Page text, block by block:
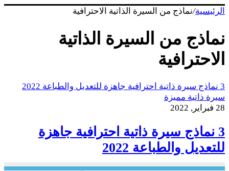
الرئيسية/نماذج من السيرة الذاتية الاحترافية
نماذج من السيرة الذاتية
الاحترافية
3 نماذج سيرة ذاتية احترافية جاهزة للتعديل والطباعة 2022
سيرة ذاتية مميزة
28 فبراير, 2022
3 نماذج سيرة ذاتية احترافية جاهزة
للتعديل والطباعة 2022